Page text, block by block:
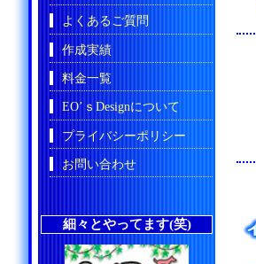
よくあるご質問
作成実績
料金一覧
EO’ｓDesignについて
プライバシーポリシー
お問い合わせ
細々とやってます(笑)